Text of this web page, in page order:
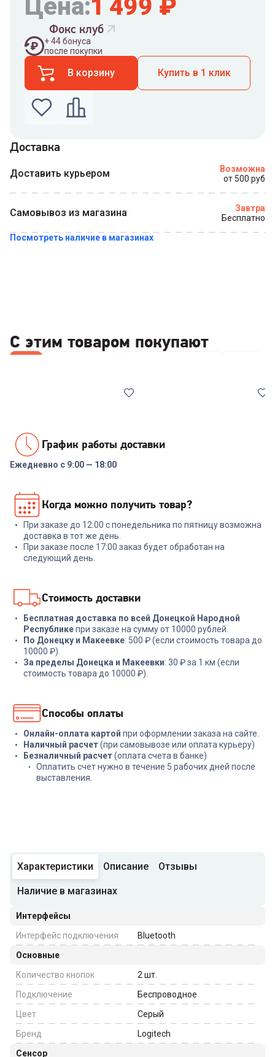
Цена:1 499 ₽
Фокс клуб
+44бонуса
после покупки
В корзину Купить в 1 клик
связаться с вами
Доставка
Доставить курьером
Возможна
от 500 руб
Самовывоз из магазина
Завтра
Бесплатно
Посмотреть наличие в магазинах
С этим товаром покупают
Роутер TP-LINK Archer C6U
AC1200 10/100/1000BASE-
TX черный
+ 134 бонуса
4 499₽
CLN 30598 200ml+microfibre
399 ₽
График работы доставки
Ежедневно с 9:00 — 18:00
Когда можно получить товар?
При заказе до 12:00 с понедельника по пятницу возможна
доставка в тот же день.
При заказе после 17:00 заказ будет обработан на
следующий день.
Стоимость доставки
Бесплатная доставка по всей Донецкой Народной
Республикепри заказе на сумму от 10000 рублей.
По Донецку и Макеевке: 500 ₽ (если стоимость товара до
10000 ₽).
За пределы Донецка и Макеевки: 30 ₽ за 1 км (если
стоимость товара до 10000 ₽).
Способы оплаты
Онлайн-оплата картой при оформлении заказа на сайте.
Наличный расчет(при самовывозе или оплата курьеру)
Безналичный расчет(оплата счета в банке)
Оплатить счет нужно в течение 5 рабочих дней после
выставления.
Характеристики Описание Отзывы
Наличие в магазинах
Интерфейсы
Интерфейс подключения
Bluetooth
Основные
Количество кнопок
2 шт.
Подключение
Беспроводное
Цвет
Серый
Бренд
Logitech
Сенсор